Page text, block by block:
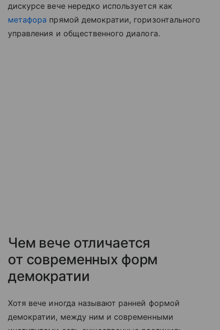
дискурсе вече нередко используется как
метафора прямой демократии, горизонтального
управления и общественного диалога.
Чем вече отличается
от современных форм
демократии
Хотя вече иногда называют ранней формой
демократии, между ним и современными